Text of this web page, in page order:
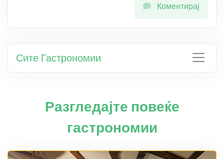
Коментирај
Сите Гастрономии
Разгледајте повеќе
гастрономии